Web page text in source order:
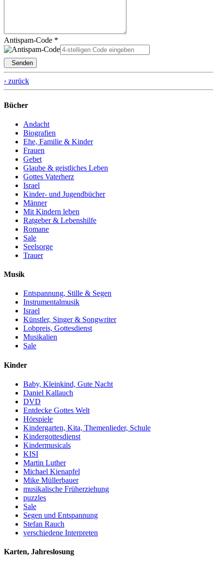
Antispam-Code *
Senden
› zurück
Bücher
Andacht
Biografien
Ehe, Familie & Kinder
Frauen
Gebet
Glaube & geistliches Leben
Gottes Vaterherz
Israel
Kinder- und Jugendbücher
Männer
Mit Kindern leben
Ratgeber & Lebenshilfe
Romane
Sale
Seelsorge
Trauer
Musik
Entspannung, Stille & Segen
Instrumentalmusik
Israel
Künstler, Singer & Songwriter
Lobpreis, Gottesdienst
Musikalien
Sale
Kinder
Baby, Kleinkind, Gute Nacht
Daniel Kallauch
DVD
Entdecke Gottes Welt
Hörspiele
Kindergarten, Kita, Themenlieder, Schule
Kindergottesdienst
Kindermusicals
KISI
Martin Luther
Michael Kienapfel
Mike Müllerbauer
musikalische Früherziehung
puzzles
Sale
Segen und Entspannung
Stefan Rauch
verschiedene Interpreten
Karten, Jahreslosung